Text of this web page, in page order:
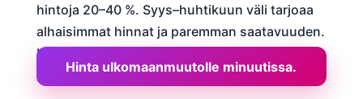
hintoja 20–40 %. Syys–huhtikuun väli tarjoaa
alhaisimmat hinnat ja paremman saatavuuden.
Lue lisää
kansainvälisessä muutossa.
Hinta ulkomaanmuutolle minuutissa.